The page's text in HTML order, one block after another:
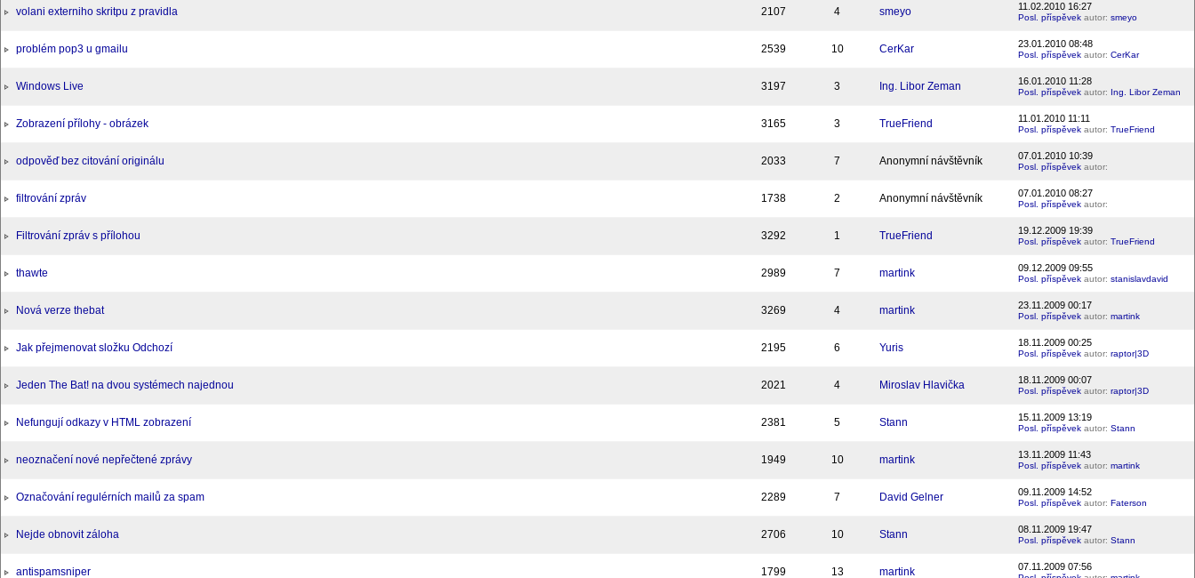
volani externiho skritpu z pravidla 2107 4 smeyo 11.02.2010 16:27
Posl. příspěvek autor: smeyo
problém pop3 u gmailu 2539 10 CerKar 23.01.2010 08:48
Posl. příspěvek autor: CerKar
Windows Live 3197 3 Ing. Libor Zeman 16.01.2010 11:28
Posl. příspěvek autor: Ing. Libor Zeman
Zobrazení přílohy - obrázek 3165 3 TrueFriend 11.01.2010 11:11
Posl. příspěvek autor: TrueFriend
odpověď bez citování originálu 2033 7 Anonymní návštěvník 07.01.2010 10:39
Posl. příspěvek autor:
filtrování zpráv 1738 2 Anonymní návštěvník 07.01.2010 08:27
Posl. příspěvek autor:
Filtrování zpráv s přílohou 3292 1 TrueFriend 19.12.2009 19:39
Posl. příspěvek autor: TrueFriend
thawte 2989 7 martink 09.12.2009 09:55
Posl. příspěvek autor: stanislavdavid
Nová verze thebat 3269 4 martink 23.11.2009 00:17
Posl. příspěvek autor: martink
Jak přejmenovat složku Odchozí 2195 6 Yuris 18.11.2009 00:25
Posl. příspěvek autor: raptor|3D
Jeden The Bat! na dvou systémech najednou 2021 4 Miroslav Hlavička 18.11.2009 00:07
Posl. příspěvek autor: raptor|3D
Nefungují odkazy v HTML zobrazení 2381 5 Stann 15.11.2009 13:19
Posl. příspěvek autor: Stann
neoznačení nové nepřečtené zprávy 1949 10 martink 13.11.2009 11:43
Posl. příspěvek autor: martink
Označování regulérních mailů za spam 2289 7 David Gelner 09.11.2009 14:52
Posl. příspěvek autor: Faterson
Nejde obnovit záloha 2706 10 Stann 08.11.2009 19:47
Posl. příspěvek autor: Stann
antispamsniper 1799 13 martink 07.11.2009 07:56